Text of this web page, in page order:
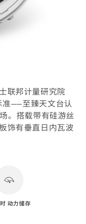
联邦计量研究院
准——至臻天文台认
。搭载带有硅游丝
饰有垂直日内瓦波
动力储存